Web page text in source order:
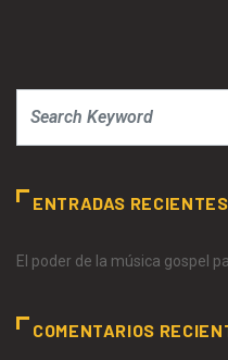
ENTRADAS RECIENTES
El poder de la música gospel
COMENTARIOS